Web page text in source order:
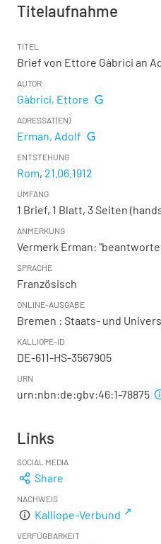
Titelaufnahme
TITEL
Brief von Ettore Gàbrici an
AUTOR
Gàbrici, Ettore
ADRESSAT(EN)
Erman, Adolf
ENTSTEHUNG
Rom, 21.06.1912
UMFANG
1 Brief, 1 Blatt, 3 Seiten
ANMERKUNG
Vermerk Erman:
SPRACHE
Französisch
ONLINE-AUSGABE
Bremen : Staats- und
KALLIOPE-ID
DE-611-HS-3567905
URN
urn:nbn:de:gbv:46:1-78875
Links
SOCIAL MEDIA
Share
NACHWEIS
Kalliope-Verbund
VERFÜGBARKEIT